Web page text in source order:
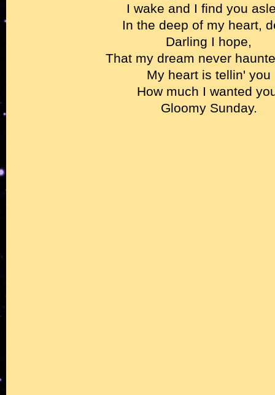
I wake and I find you
In the deep of my heart,
Darling I hope,
That my dream never
My heart is tellin' you
How much I wanted
Gloomy Sunday.